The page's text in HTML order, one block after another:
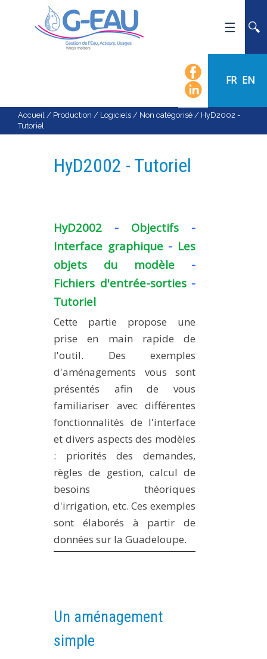
FR EN
ACTUALITÉS
AGENDA
ORGANIGRAMME
LES ÉQUIPES
RECRUTEMENT
RECHERCHE
PLATEFORMES EXPÉRIMENTALES
IMPLANTATIONS GÉOGRAPHIQUES
PROJETS EN COURS
PROJETS TERMINÉS
NOS RÉSEAUX SCIENTIFIQUES ET TECHNIQUES
FORMATION
INGÉNIEUR
FORMATION CONTINUE
FORMATION DOCTORALE
THÈSES EN COURS
WORKING PAPERS
Accueil / Production / Logiciels / Non catégorisé / HyD2002 -
Tutoriel
HyD2002 - Tutoriel
HyD2002 - Objectifs -
Interface graphique- Les
objets du modèle -
Fichiers d'entrée-sorties-
Tutoriel
Cette partie propose une
prise en main rapide de
l'outil. Des exemples
d'aménagements vous sont
présentés afin de vous
familiariser avec différentes
fonctionnalités de l'interface
et divers aspects des modèles
: priorités des demandes,
règles de gestion, calcul de
besoins théoriques
d'irrigation, etc. Ces exemples
sont élaborés à partir de
données sur la Guadeloupe.
Un aménagement
simple